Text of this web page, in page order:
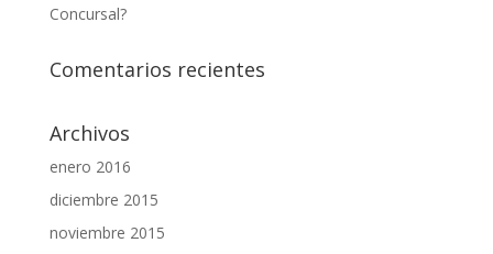
Concursal?
Comentarios recientes
Archivos
enero 2016
diciembre 2015
noviembre 2015